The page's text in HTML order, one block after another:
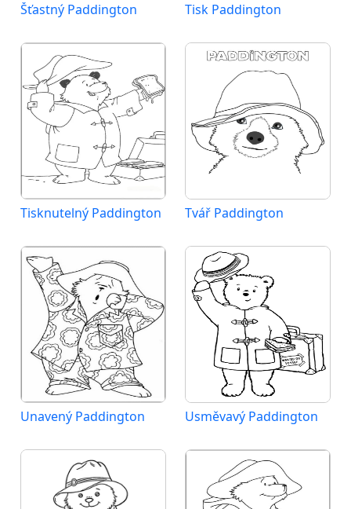
Šťastný Paddington Tisk Paddington
Tisknutelný Paddington Tvář Paddington
Unavený Paddington Usměvavý Paddington